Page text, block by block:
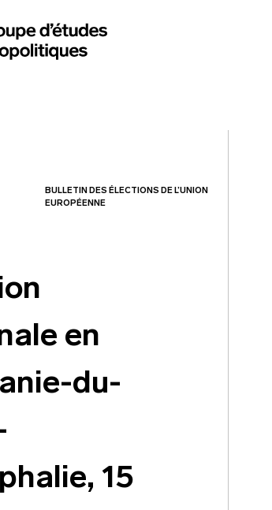
BULLETIN DES ÉLECTIONS DE L’UNION
EUROPÉENNE
en
du-
15